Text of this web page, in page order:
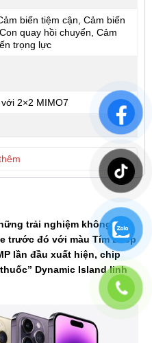
trải nghiệm không thể
trước đó với màu Tím Deep
lần đầu xuất hiện, chip
Dynamic Island linh
biến tiệm cận, Cảm biến
quay hồi chuyển, Cảm
trọng lực
2×2 MIMO7